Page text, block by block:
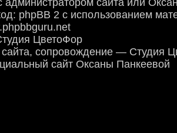
администратором сайта или
phpBB 2 с использованием
ЦветоФор
сайта, сопровождение — Студия
сайт Оксаны Панкеевой